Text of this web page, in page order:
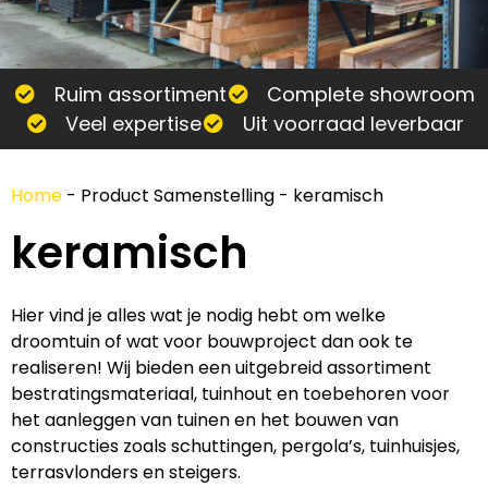
Ruim assortiment
Complete showroom
Veel expertise
Uit voorraad leverbaar
Home - Product Samenstelling - keramisch
keramisch
Hier vind je alles wat je nodig hebt om welke
droomtuin of wat voor bouwproject dan ook te
realiseren! Wij bieden een uitgebreid assortiment
bestratingsmateriaal, tuinhout en toebehoren voor
het aanleggen van tuinen en het bouwen van
constructies zoals schuttingen, pergola’s, tuinhuisjes,
terrasvlonders en steigers.